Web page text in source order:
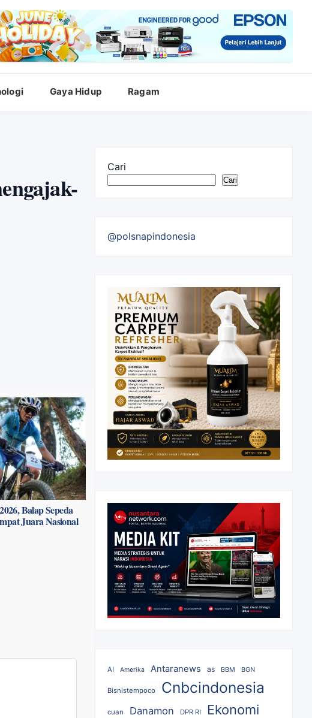
Gaya Hidup Ragam
Balap Sepeda
Juara Nasional
Cari
Cari
@polsnapindonesia
AI Amerika Antaranews as BBM BGN
Bisnistempoco Cnbcindonesia
cuan Danamon DPR RI Ekonomi